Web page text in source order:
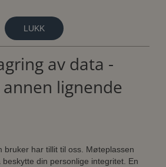
LUKK
av data -
lignende
bruker har tillit til oss. Møteplassen
din personlige integritet. En